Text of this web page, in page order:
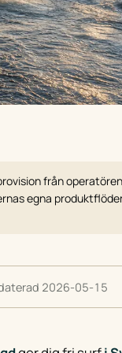
från
egna
2026-05-15